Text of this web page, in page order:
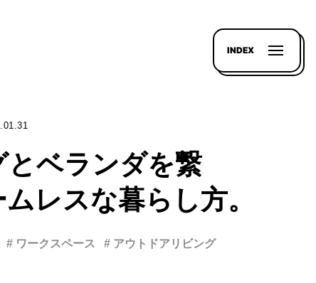
INDEX
とベランダを繋
レスな暮らし方。
# ワークスペース # アウトドアリビング